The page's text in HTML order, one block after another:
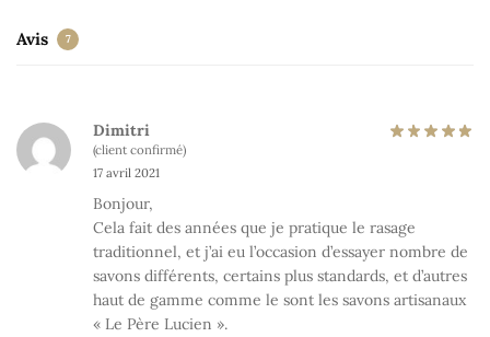
Avis 7
Dimitri
(client confirmé)
17 avril 2021
Bonjour,
Cela fait des années que je pratique le rasage
traditionnel, et j’ai eu l’occasion d’essayer nombre de
savons différents, certains plus standards, et d’autres
haut de gamme comme le sont les savons artisanaux
« Le Père Lucien ».